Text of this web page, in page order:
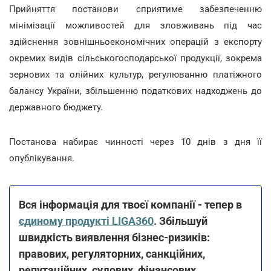
Прийняття постанови сприятиме забезпеченню
мінімізації можливостей для зловживань під час
здійснення зовнішньоекономічних операцій з експорту
окремих видів сільськогосподарської продукції, зокрема
зернових та олійних культур, регулюванню платіжного
балансу України, збільшенню податкових надходжень до
державного бюджету.
Постанова набирає чинності через 10 днів з дня її
опублікування.
Вся інформація для твоєї компанії - тепер в
єдиному продукті LIGA360. Збільшуй
швидкість виявлення бізнес-ризиків:
правових, регуляторних, санкційних,